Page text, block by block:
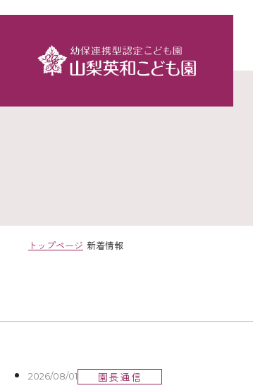
トップページ 新着情報
2026/08/01 園長通信